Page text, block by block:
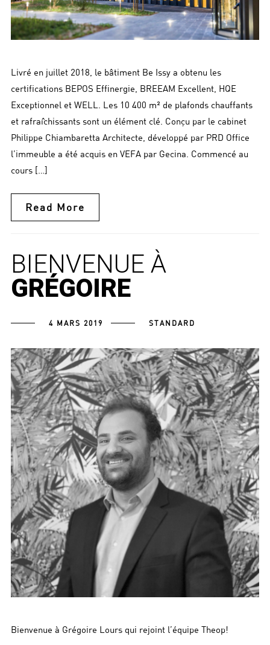
Livré en juillet 2018, le bâtiment Be Issy a obtenu les
certifications BEPOS Effinergie, BREEAM Excellent, HQE
Exceptionnel et WELL. Les 10 400 m² de plafonds chauffants
et rafraîchissants sont un élément clé. Conçu par le cabinet
Philippe Chiambaretta Architecte, développé par PRD Office
l’immeuble a été acquis en VEFA par Gecina. Commencé au
cours […]
Read More
BIENVENUE À
GRÉGOIRE
4 MARS 2019 STANDARD
Bienvenue à Grégoire Lours qui rejoint l’équipe Theop!